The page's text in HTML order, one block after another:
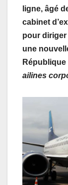
ligne, âgé
cabinet
pour diriger
une
ailines